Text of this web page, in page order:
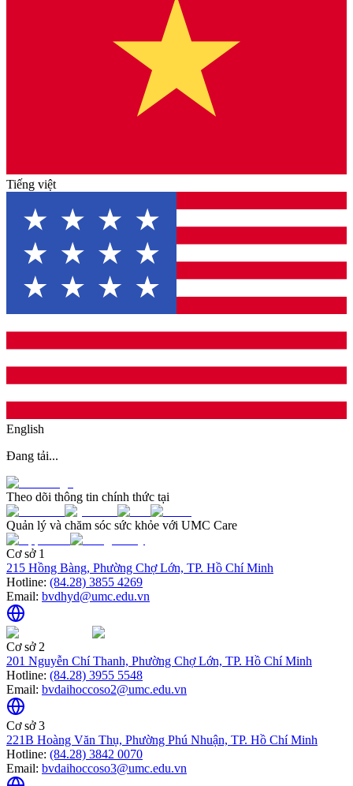
Tiếng việt
English
Đang tải...
Theo dõi thông tin chính thức tại
Quản lý và chăm sóc sức khỏe với UMC Care
Cơ sở 1
215 Hồng Bàng, Phường Chợ Lớn, TP. Hồ Chí Minh
Hotline: (84.28) 3855 4269
Email: bvdhyd@umc.edu.vn
Cơ sở 2
201 Nguyễn Chí Thanh, Phường Chợ Lớn, TP. Hồ Chí Minh
Hotline: (84.28) 3955 5548
Email: bvdaihoccoso2@umc.edu.vn
Cơ sở 3
221B Hoàng Văn Thụ, Phường Phú Nhuận, TP. Hồ Chí Minh
Hotline: (84.28) 3842 0070
Email: bvdaihoccoso3@umc.edu.vn